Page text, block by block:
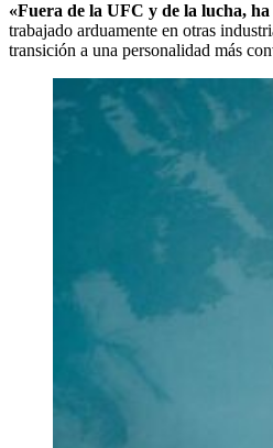
«Fuera de la UFC y de la lucha, ha
trabajado arduamente en otras
transición a una personalidad más